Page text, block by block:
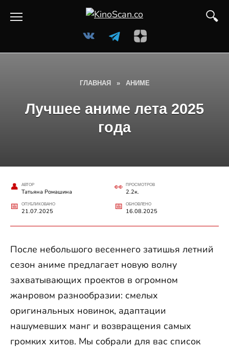
ГЛАВНАЯ » АНИМЕ
Лучшее аниме лета 2025
года
АВТОР
Татьяна Ромашина
ПРОСМОТРОВ
2.2к.
ОПУБЛИКОВАНО
21.07.2025
ОБНОВЛЕНО
16.08.2025
После небольшого весеннего затишья летний
сезон аниме предлагает новую волну
захватывающих проектов в огромном
жанровом разнообразии: смелых
оригинальных новинок, адаптации
нашумевших манг и возвращения самых
громких хитов. Мы собрали для вас список